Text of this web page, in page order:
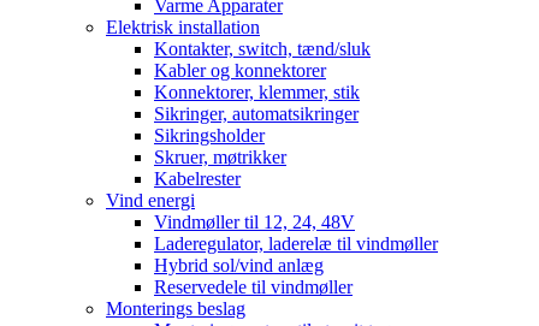
Varme Apparater
Elektrisk installation
Kontakter, switch, tænd/sluk
Kabler og konnektorer
Konnektorer, klemmer, stik
Sikringer, automatsikringer
Sikringsholder
Skruer, møtrikker
Kabelrester
Vind energi
Vindmøller til 12, 24, 48V
Laderegulator, laderelæ til vindmøller
Hybrid sol/vind anlæg
Reservedele til vindmøller
Monterings beslag